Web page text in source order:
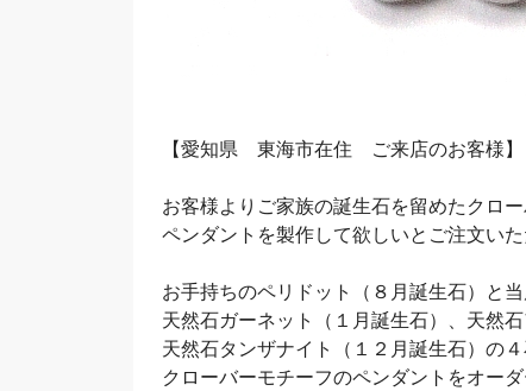
【愛知県 東海市在住 ご来店のお客様】
お客様よりご家族の誕生石を留めたクロ
ペンダントを製作して欲しいとご注文いた
お手持ちのペリドット（８月誕生石）と
天然石ガーネット（１月誕生石）、天然
天然石タンザナイト（１２月誕生石）の
クローバーモチーフのペンダントをオー